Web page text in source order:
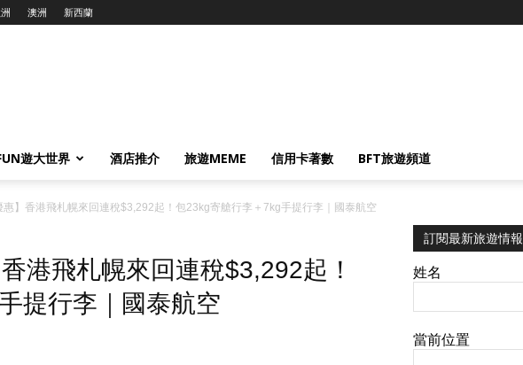
澳洲 新西蘭
遊大世界 酒店推介 旅遊MEME 信用卡著數 BFT旅遊頻道
惠】香港飛札幌來回連稅$3,292起！包23kg寄艙行李＋7kg手提行李｜國泰航空
港飛札幌來回連稅$3,292起！
提行李｜國泰航空
訂閱最新旅遊情報
姓名
當前位置